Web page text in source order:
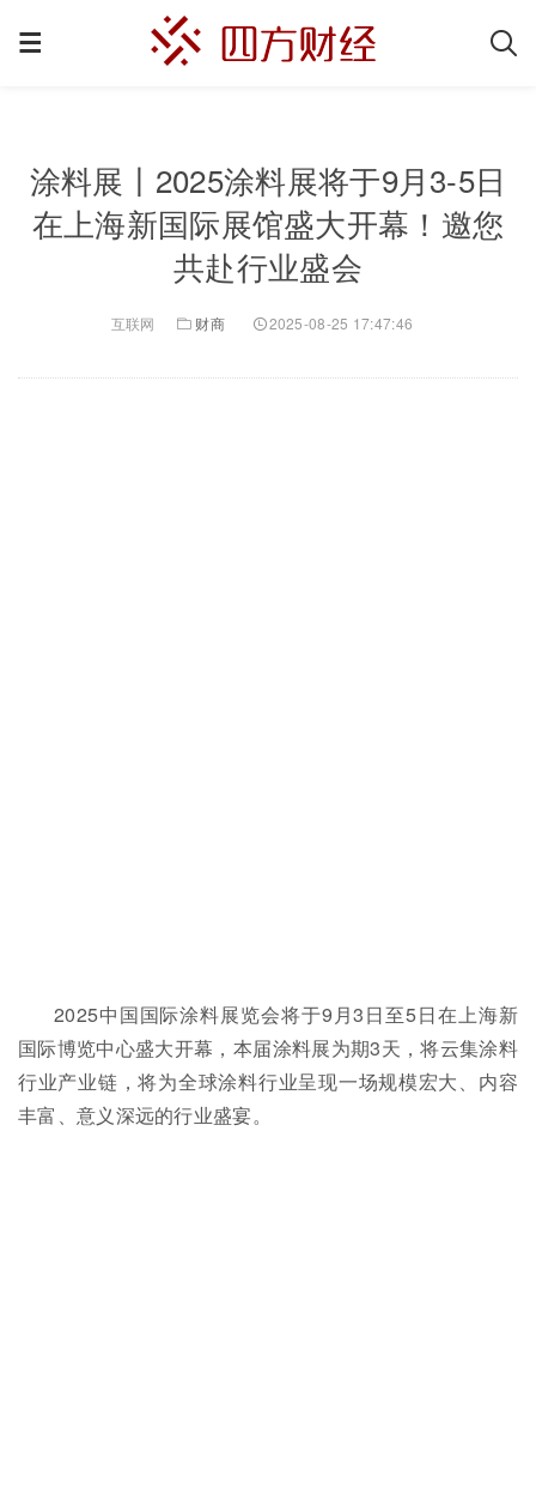
涂料展丨2025涂料展将于9月3-5日
在上海新国际展馆盛大开幕！邀您
共赴行业盛会
互联网 财商 2025-08-25 17:47:46
2025中国国际涂料展览会将于9月3日至5日在上海新
国际博览中心盛大开幕，本届涂料展为期3天，将云集涂料
行业产业链，将为全球涂料行业呈现一场规模宏大、内容
丰富、意义深远的行业盛宴。